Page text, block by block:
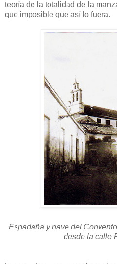
teoría de la totalidad de la
que imposible que así lo fuera.
Espadaña y nave del
desde la calle